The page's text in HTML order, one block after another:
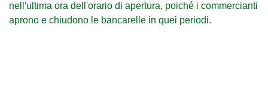
Sabato
nell'ultima ora dell'orario di apertura, poiché i commercianti
aprono e chiudono le bancarelle in quei periodi.